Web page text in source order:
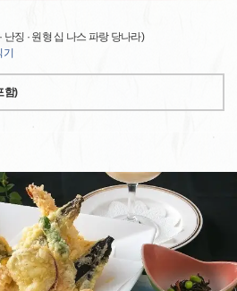
난징 · 원형 십 나스 파랑 당나라)
함)